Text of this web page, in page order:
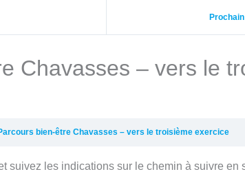
Chavasses – vers le
bien-être Chavasses – vers le troisième exercice
suivez les indications sur le chemin à suivre en